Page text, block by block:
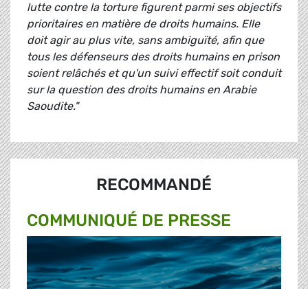
lutte contre la torture figurent parmi ses objectifs
prioritaires en matière de droits humains. Elle
doit agir au plus vite, sans ambiguïté, afin que
tous les défenseurs des droits humains en prison
soient relâchés et qu'un suivi effectif soit conduit
sur la question des droits humains en Arabie
Saoudite."
RECOMMANDÉ
COMMUNIQUÉ DE PRESSE